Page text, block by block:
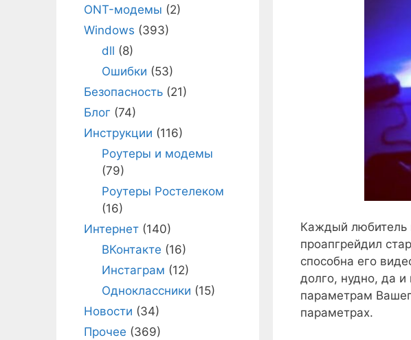
Каждый любитель
проапгрейдил
способна его
долго, нудно, да и
параметрам
параметрах.
ONT-модемы (2)
Windows (393)
dll (8)
Ошибки (53)
Безопасность (21)
Блог (74)
Инструкции (116)
Роутеры и модемы
(79)
Роутеры Ростелеком
(16)
Интернет (140)
ВКонтакте (16)
Инстаграм (12)
Одноклассники (15)
Новости (34)
Прочее (369)